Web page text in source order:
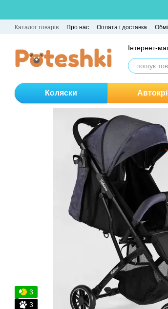
Каталог товарів Про нас Оплата і доставка
Інтернет-
Коляски
3
3